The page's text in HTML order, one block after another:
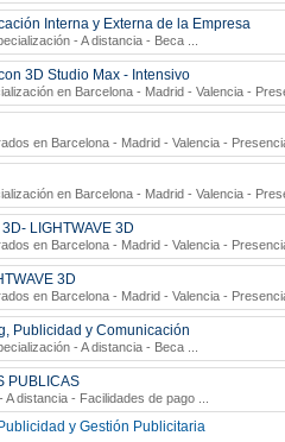
Interna y Externa de la Empresa
- A distancia - Beca
3D Studio Max - Intensivo
en Barcelona - Madrid - Valencia -
en Barcelona - Madrid - Valencia -
en Barcelona - Madrid - Valencia -
LIGHTWAVE 3D
en Barcelona - Madrid - Valencia -
3D
en Barcelona - Madrid - Valencia -
Publicidad y Comunicación
- A distancia - Beca
PUBLICAS
distancia - Facilidades de pago
y Gestión Publicitaria